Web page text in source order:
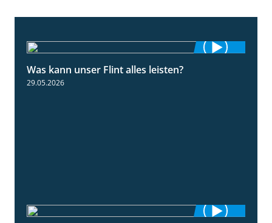
Was kann unser Flint alles leisten?
29.05.2026